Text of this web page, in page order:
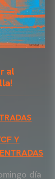
al
Y
día